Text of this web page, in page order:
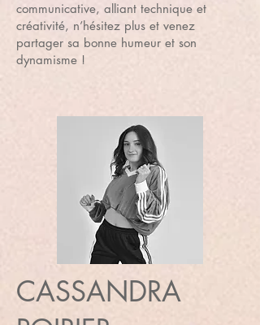
communicative, alliant technique et
créativité, n’hésitez plus et venez
partager sa bonne humeur et son
dynamisme !
CASSANDRA